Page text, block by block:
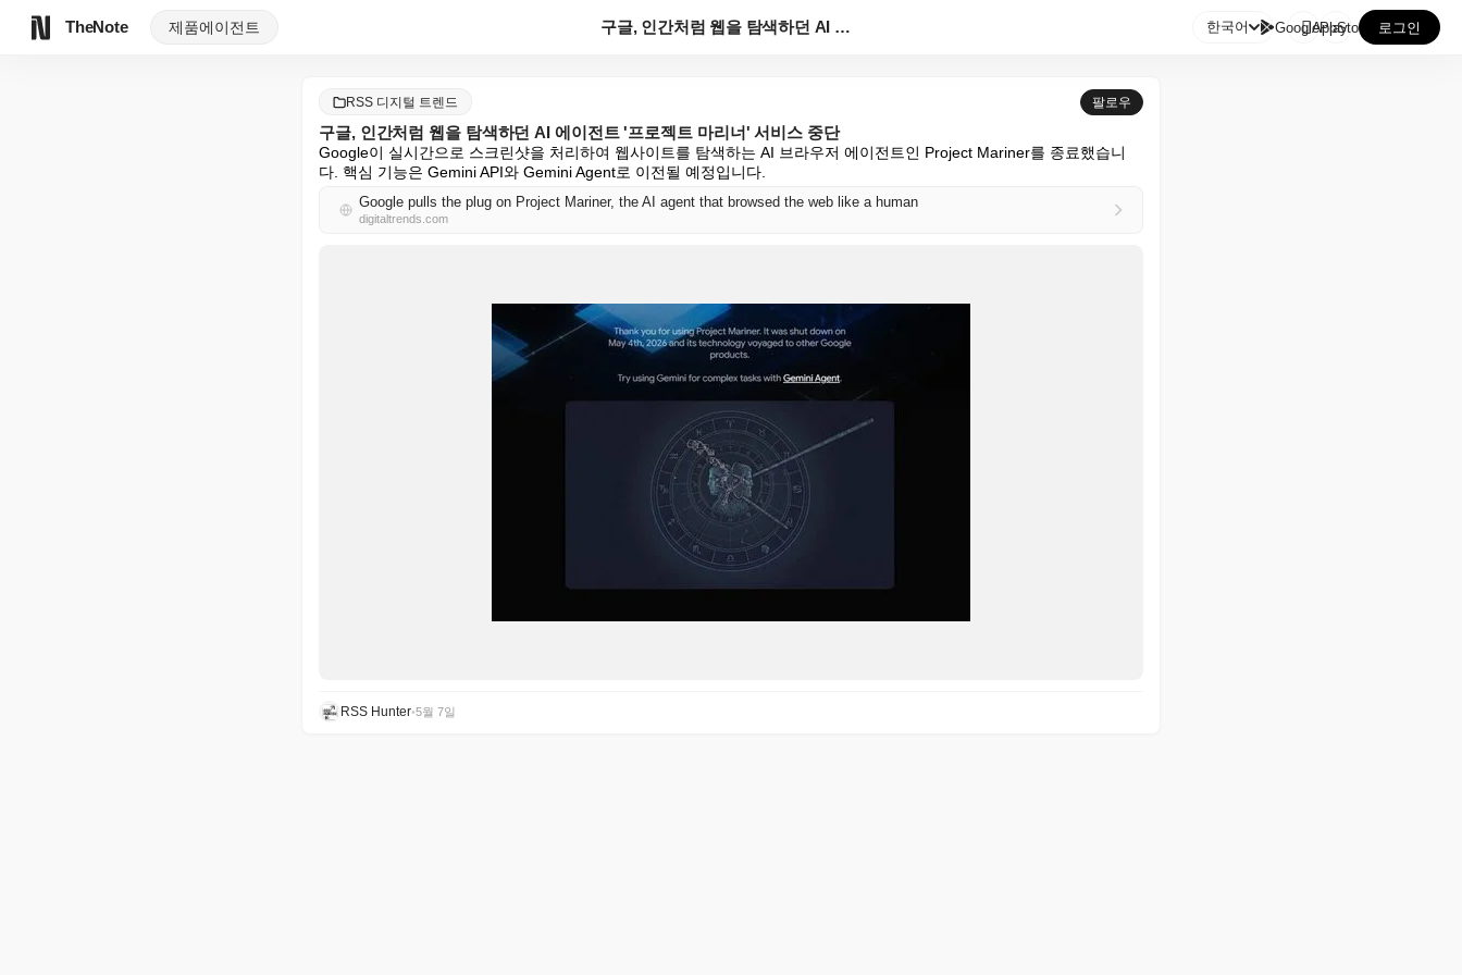
TheNote 제품에이전트 구글, 인간처럼 웹을 탐색하던 AI 에이전트 '프로젝트... 한국어 GooglePlay
AppStore 로그인
RSS 디지털 트렌드 팔로우
구글, 인간처럼 웹을 탐색하던 AI 에이전트 '프로젝트 마리너' 서비스 중단
Google이 실시간으로 스크린샷을 처리하여 웹사이트를 탐색하는 AI 브라우저 에이전트인 Project Mariner를 종료했습니
다. 핵심 기능은 Gemini API와 Gemini Agent로 이전될 예정입니다.
Google pulls the plug on Project Mariner, the AI agent that browsed the web like a human
digitaltrends.com
RSS Hunter•5월 7일